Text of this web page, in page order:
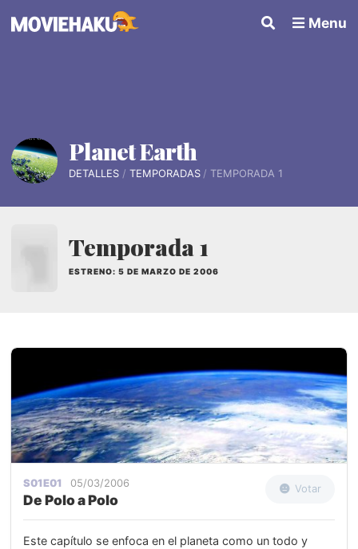
Menu
Planet Earth
DETALLES TEMPORADAS TEMPORADA 1
Temporada 1
ESTRENO: 5 DE MARZO DE 2006
S01E01 05/03/2006
De Polo a Polo
Votar
Este capítulo se enfoca en el planeta como un todo y